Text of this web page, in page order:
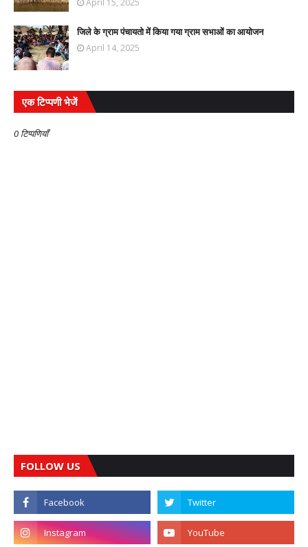
April 15, 2025
जिले के ग्राम पंचायतो में किया गया ग्राम सभाओं का आयोजन
April 14, 2025
एक टिप्पणी भेजें
0 टिप्पणियाँ
FOLLOW US